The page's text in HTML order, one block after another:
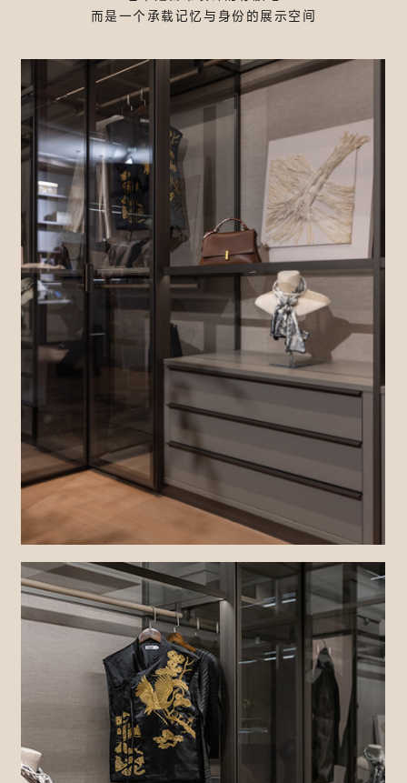
而是一个承载记忆与身份的展示空间